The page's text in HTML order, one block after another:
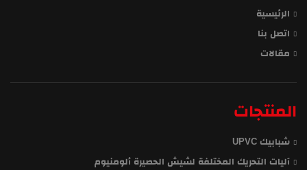
الرئيسية
اتصل بنا
مقالات
المنتجات
شبابيك UPVC
آليات التحريك المختلفة لشيش الحصيرة ألومنيوم